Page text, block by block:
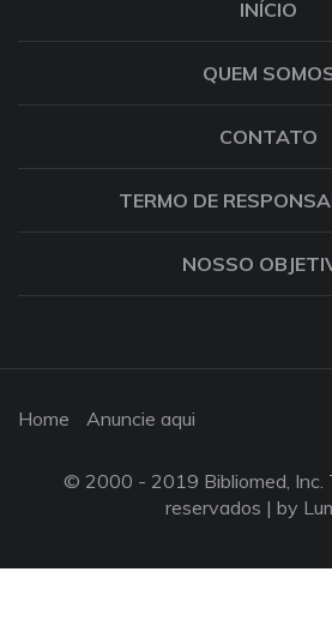
INÍCIO
QUEM
CONTATO
TERMO DE
NOSSO
Home Anuncie aqui
© 2000 - 2019 Bibliomed, Inc.
reservados | by